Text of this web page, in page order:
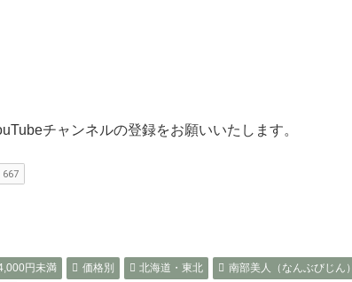
チャンネルの登録をお願いいたします。
円未満 価格別 北海道・東北 南部美人（なんぶびじん）